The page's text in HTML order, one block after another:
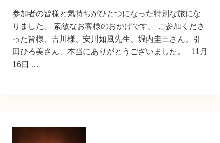
参加者の皆様と気持ちがひとつになった特別な旅にな
りました。 素敵なお客様のおかげです。 ご参加くださ
った皆様、吉川様、安川如風先生、堀内圭三さん、引
田ひろ美さん、本当にありがとうございました。 11月
16日 …